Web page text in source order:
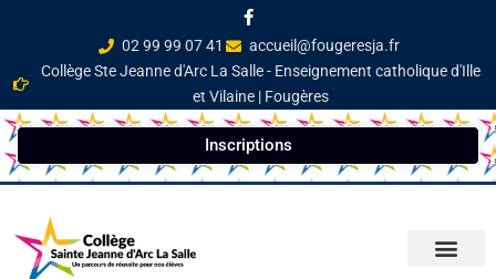
02 99 99 07 41
accueil@fougeresja.fr
Collège Ste Jeanne d'Arc La Salle - Enseignement catholique d'Ille
et Vilaine | Fougères
Inscriptions